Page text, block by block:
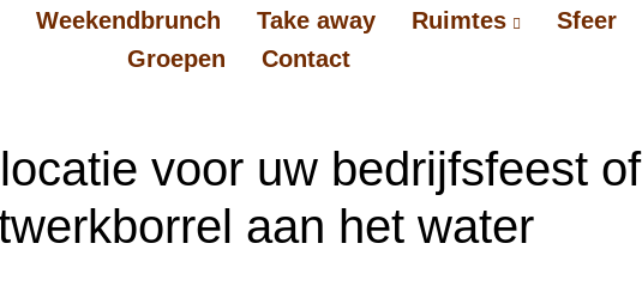
Weekendbrunch Take away Ruimtes Sfeer
Groepen
Contact
voor uw bedrijfsfeest of
aan het water